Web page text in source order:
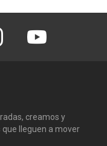
creamos y
lleguen a mover